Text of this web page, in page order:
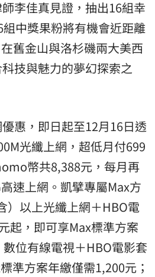
李佳真見證，抽出16組幸
中獎果粉將有機會近距離
舊金山與洛杉磯兩大美西
技與魅力的夢幻探索之
惠，即日起至12月16日透
光纖上網，超低月付699
幣共8,388元，每月再
速上網。凱擘專屬Max方
）以上光纖上網＋HBO電
起，即可享Max標準方案
位有線電視＋HBO電影套
準方案年繳僅需1,200元；